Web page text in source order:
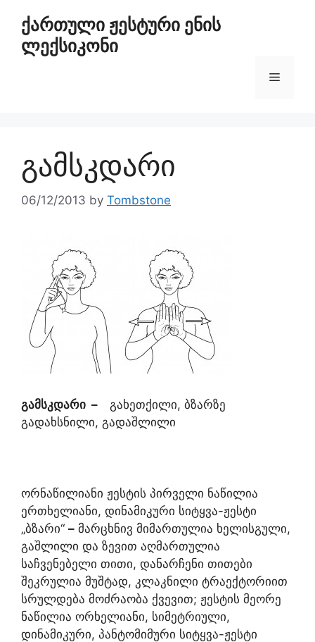
ქართული ჟესტური ენის
ლექსიკონი
გამსკდარი
06/12/2013 by Tombstone
გამსკდარი –
გახეთქილი, ბზარზე
გადახსნილი, გადაშლილი
ორნაწილიანი ჟესტის პირველი ნაწილია
ერთხელიანი, დინამიკური სიტყვა-ჟესტი
„ბზარი“ – მარცხნივ მიმართულია ხელისგული,
გაშლილი და ზევით აღმართულია
საჩვენებელი თითი, დანარჩენი თითები
შეკრულია მუშტად, კლაკნილი ტრაექტორიით
სრულდება მოძრაობა ქვევით; ჟესტის მეორე
ნაწილია ორხელიანი, სიმეტრიული,
დინამიკური, პანტომიმური სიტყვა-ჟესტი